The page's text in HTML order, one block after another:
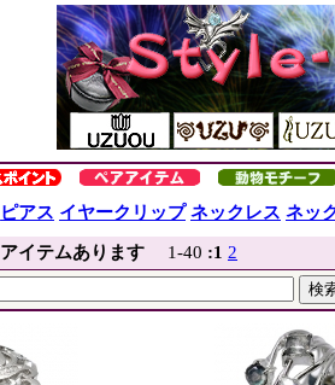
ピアス イヤークリップ ネックレス ネッ
アイテムあります 1-40 :1 2